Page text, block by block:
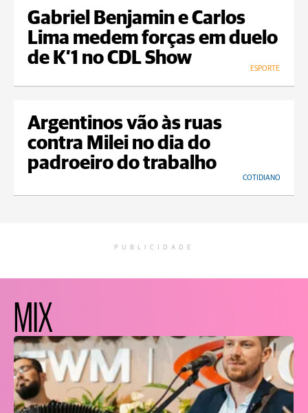
Gabriel Benjamin e Carlos
Lima medem forças em duelo
de K’1 no CDL Show
ESPORTE
Argentinos vão às ruas
contra Milei no dia do
padroeiro do trabalho
COTIDIANO
PUBLICIDADE
MIX